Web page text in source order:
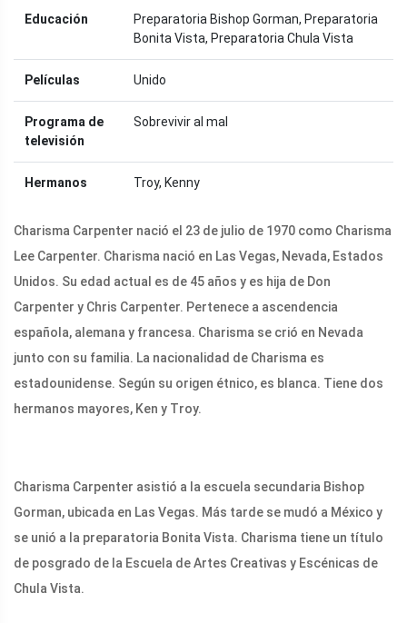
Educación
Preparatoria Bishop Gorman, Preparatoria
Bonita Vista, Preparatoria Chula Vista
Películas Unido
Programa de
televisión
Sobrevivir al mal
Hermanos Troy, Kenny
Charisma Carpenter nació el 23 de julio de 1970 como Charisma
Lee Carpenter. Charisma nació en Las Vegas, Nevada, Estados
Unidos. Su edad actual es de 45 años y es hija de Don
Carpenter y Chris Carpenter. Pertenece a ascendencia
española, alemana y francesa. Charisma se crió en Nevada
junto con su familia. La nacionalidad de Charisma es
estadounidense. Según su origen étnico, es blanca. Tiene dos
hermanos mayores, Ken y Troy.
Charisma Carpenter asistió a la escuela secundaria Bishop
Gorman, ubicada en Las Vegas. Más tarde se mudó a México y
se unió a la preparatoria Bonita Vista. Charisma tiene un título
de posgrado de la Escuela de Artes Creativas y Escénicas de
Chula Vista.